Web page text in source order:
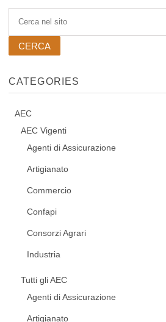
CATEGORIES
AEC
AEC Vigenti
Agenti di Assicurazione
Artigianato
Commercio
Confapi
Consorzi Agrari
Industria
Tutti gli AEC
Agenti di Assicurazione
Artigianato